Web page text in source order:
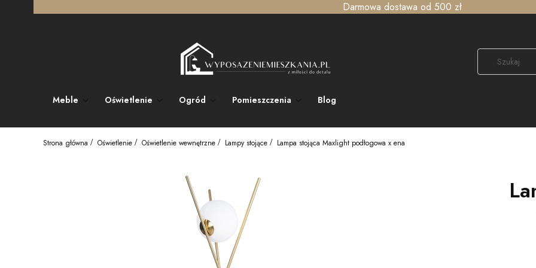
Darmowa dostawa od 500 zł
Meble Oświetlenie Ogród Pomieszczenia Blog
Strona główna Oświetlenie Oświetlenie wewnętrzne Lampy stojące Lampa stojąca Maxlight podłogowa x ena